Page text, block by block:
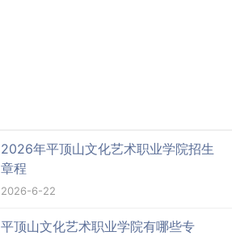
2026年平顶山文化艺术职业学院招生
章程
2026-6-22
平顶山文化艺术职业学院有哪些专